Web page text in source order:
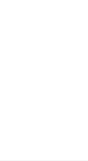
kunna slutföra